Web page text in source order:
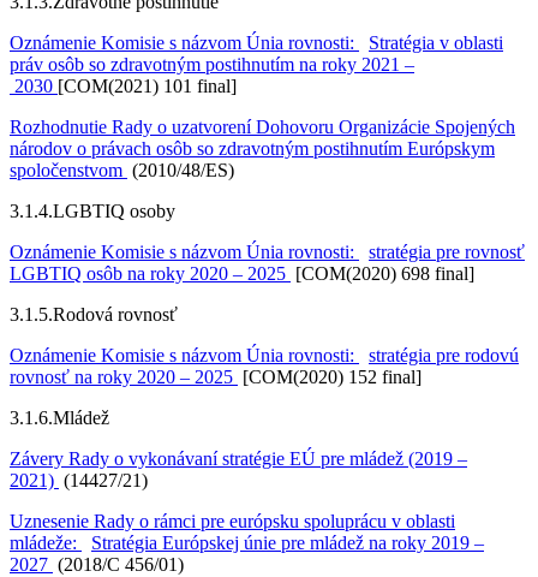
Oznámenie Komisie s názvom Únia rovnosti:
Stratégia v oblasti
práv osôb so zdravotným postihnutím na roky 2021 –
2030 [COM(2021) 101 final]
Rozhodnutie Rady o uzatvorení Dohovoru Organizácie Spojených
národov o právach osôb so zdravotným postihnutím Európskym
spoločenstvom (2010/48/ES)
3.1.4.LGBTIQ osoby
Oznámenie Komisie s názvom Únia rovnosti:
stratégia pre rovnosť
LGBTIQ osôb na roky 2020 – 2025 [COM(2020) 698 final]
3.1.5.Rodová rovnosť
Oznámenie Komisie s názvom Únia rovnosti:
stratégia pre rodovú
rovnosť na roky 2020 – 2025 [COM(2020) 152 final]
3.1.6.Mládež
Závery Rady o vykonávaní stratégie EÚ pre mládež (2019 –
2021) (14427/21)
Uznesenie Rady o rámci pre európsku spoluprácu v oblasti
mládeže:
Stratégia Európskej únie pre mládež na roky 2019 –
2027 (2018/C 456/01)